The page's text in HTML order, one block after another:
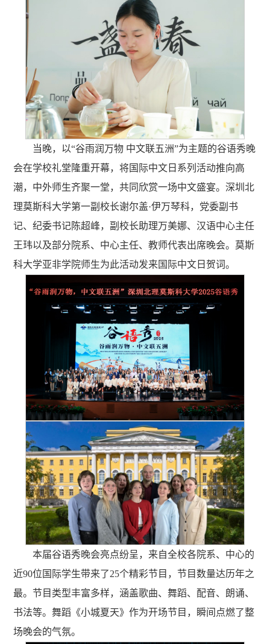
当晚，以“谷雨润万物 中文联五洲”为主题的谷语秀晚
会在学校礼堂隆重开幕，将国际中文日系列活动推向高
潮， 中外师生齐聚一堂，共同欣赏一场中文盛宴。深圳北
理莫斯科大学第一副校长谢尔盖·伊万琴科，党委副书
记、纪委书记陈超峰，副校长助理万美娜、汉语中心主任
王玮以及部分院系、中心主任、教师代表出席晚会。莫斯
科大学亚非学院师生为此活动发来国际中文日贺词。
本届谷语秀晚会亮点纷呈，来自全校各院系、中心的
近90位国际学生带来了25个精彩节目，节目数量达历年之
最。节目类型丰富多样，涵盖歌曲、舞蹈、配音、朗诵、
书法等。舞蹈《小城夏天》作为开场节目，瞬间点燃了整
场晚会的气氛。